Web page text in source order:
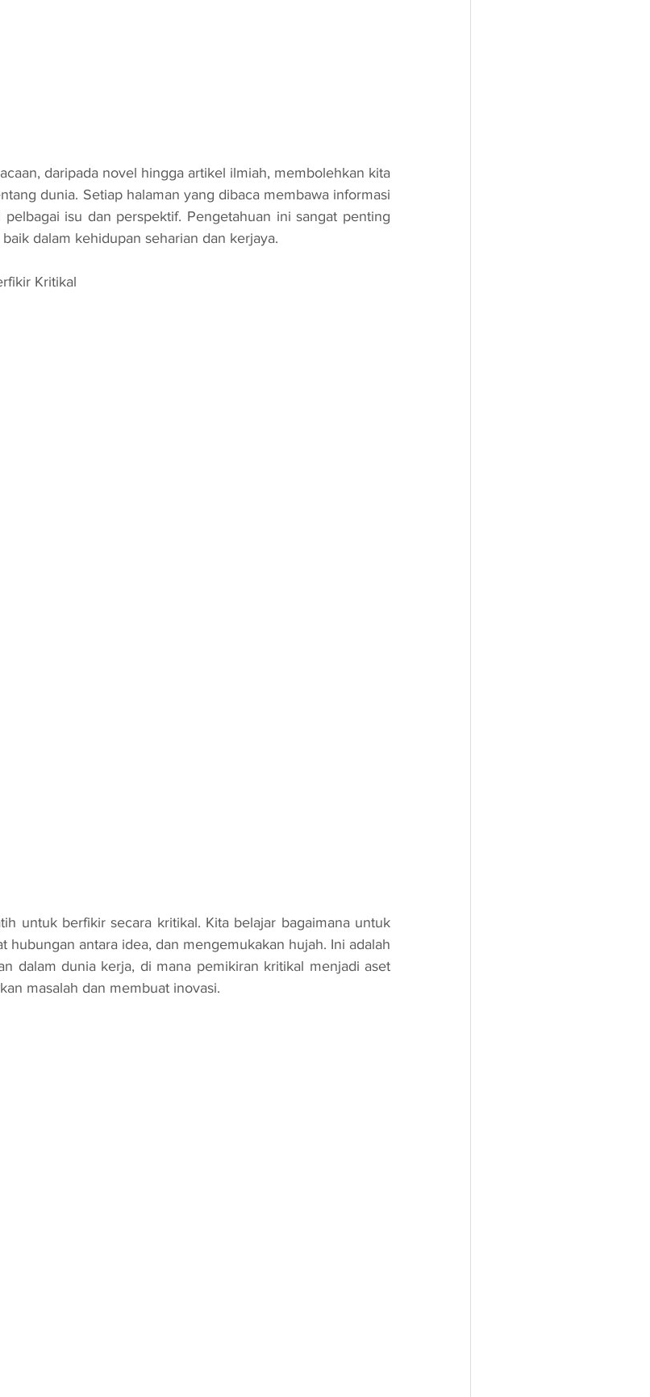
dunia. Setiap halaman yang dibaca membawa informasi
isu dan perspektif. Pengetahuan ini sangat penting
dalam kehidupan seharian dan kerjaya.
Kritikal
hubungan antara idea, dan mengemukakan hujah. Ini adalah
dalam dunia kerja, di mana pemikiran kritikal menjadi aset
masalah dan membuat inovasi.